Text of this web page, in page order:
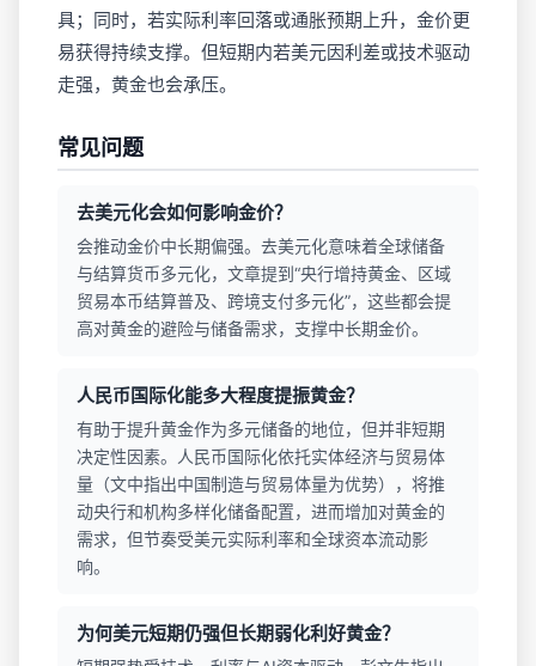
具；同时，若实际利率回落或通胀预期上升，金价更
易获得持续支撑。但短期内若美元因利差或技术驱动
走强，黄金也会承压。
常见问题
去美元化会如何影响金价？
会推动金价中长期偏强。去美元化意味着全球储备
与结算货币多元化，文章提到“央行增持黄金、区域
贸易本币结算普及、跨境支付多元化”，这些都会提
高对黄金的避险与储备需求，支撑中长期金价。
人民币国际化能多大程度提振黄金？
有助于提升黄金作为多元储备的地位，但并非短期
决定性因素。人民币国际化依托实体经济与贸易体
量（文中指出中国制造与贸易体量为优势），将推
动央行和机构多样化储备配置，进而增加对黄金的
需求，但节奏受美元实际利率和全球资本流动影
响。
为何美元短期仍强但长期弱化利好黄金？